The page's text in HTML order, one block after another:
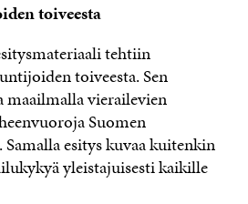
toiveesta
tehtiin
toiveesta. Sen
maailmalla vierailevien
Suomen
Samalla esitys kuvaa kuitenkin
yleistajuisesti kaikille